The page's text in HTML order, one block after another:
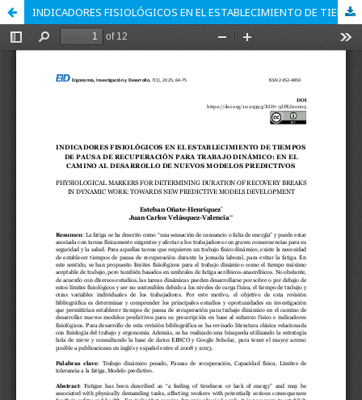
INDICADORES FISIOLÓGICOS EN EL ESTABLECIMIENTO DE TIEMPOS DE PAUSA DE RECUPERACIÓN PARA TRABAJO DINÁMICO